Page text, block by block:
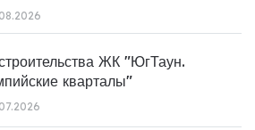
ЖК "ЮгТаун.
кварталы"